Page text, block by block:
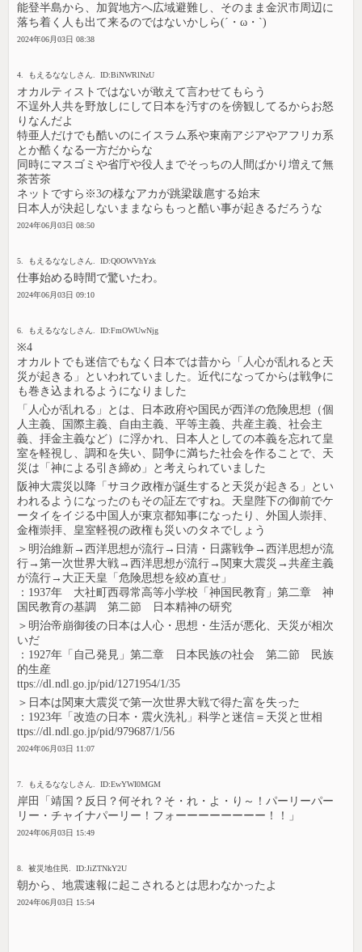
能登半島から、加賀地方へ広域避難し、そのまま金沢市周辺に
落ち着く人も出て来るのではないかしら(´・ω・`)
2024年06月03日 08:38
4. もえるななしさん. ID:BiNWRlNzU
オカルティストではないが敢えて言わせてもらう
不逞外人共を野放しにして日本を汚すのを傍観してるからお怒
りなんだよ
特亜人だけでも酷いのにイスラム系や東南アジアやアフリカ系
とか酷くなる一方だからな
同時にマスゴミや省庁や役人までそっちの人間ばかり増えて無
茶苦茶
ネットですら※3の様なアカが跳梁跋扈する始末
日本人が決起しないままならもっと酷い事が起きるだろうな
2024年06月03日 08:50
5. もえるななしさん. ID:Q0OWVhYzk
仕事始める時間で驚いたわ。
2024年06月03日 09:10
6. もえるななしさん. ID:FmOWUwNjg
※4
オカルトでも迷信でもなく日本では昔から「人心が乱れると天
災が起きる」といわれていました。近代になってからは戦争に
も巻き込まれるようになりました
「人心が乱れる」とは、日本政府や国民が西洋の危険思想（個
人主義、国際主義、自由主義、平等主義、共産主義、社会主
義、拝金主義など）に浮かれ、日本人としての本義を忘れて皇
室を軽視し、調和を失い、闘争に満ちた社会を作ることで、天
災は「神による引き締め」と考えられていました
阪神大震災以降「サヨク政権が誕生すると天災が起きる」とい
われるようになったのもその証左ですね。天皇陛下の御前でケ
ータイをイジる中国人が東京都知事になったり、外国人崇拝、
金権崇拝、皇室軽視の政権も災いのタネでしょう
＞明治維新→西洋思想が流行→日清・日露戦争→西洋思想が流
行→第一次世界大戦→西洋思想が流行→関東大震災→共産主義
が流行→大正天皇「危険思想を絞め直せ」
：1937年 大社町西尋常高等小学校「神国民教育」第二章 神
国民教育の基調 第二節 日本精神の研究
＞明治帝崩御後の日本は人心・思想・生活が悪化、天災が相次
いだ
：1927年「自己発見」第二章 日本民族の社会 第二節 民族
的生産
ttps://dl.ndl.go.jp/pid/1271954/1/35
＞日本は関東大震災で第一次世界大戦で得た富を失った
：1923年「改造の日本・震火洗礼」科学と迷信＝天災と世相
ttps://dl.ndl.go.jp/pid/979687/1/56
2024年06月03日 11:07
7. もえるななしさん. ID:EwYWI0MGM
岸田「靖国？反日？何それ？そ・れ・よ・り～！パーリーパー
リー・チャイナパーリー！フォーーーーーーーー！！」
2024年06月03日 15:49
8. 被災地住民. ID:JiZTNkY2U
朝から、地震速報に起こされるとは思わなかったよ
2024年06月03日 15:54